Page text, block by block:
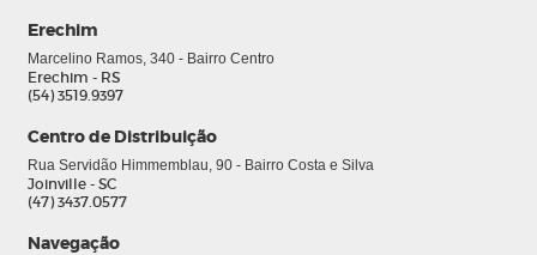
Erechim
Marcelino Ramos, 340 - Bairro Centro
Erechim - RS
(54) 3519.9397
Centro de Distribuição
Rua Servidão Himmemblau, 90 - Bairro Costa e Silva
Joinville - SC
(47) 3437.0577
Navegação